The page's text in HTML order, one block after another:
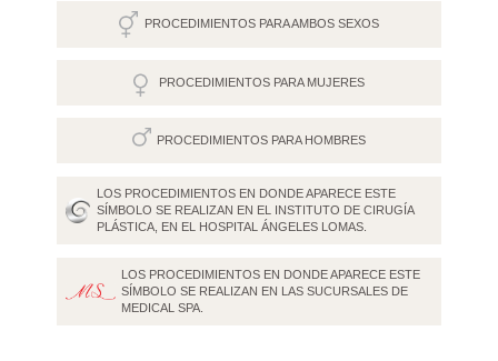
PROCEDIMIENTOS PARA AMBOS SEXOS
PROCEDIMIENTOS PARA MUJERES
PROCEDIMIENTOS PARA HOMBRES
LOS PROCEDIMIENTOS EN DONDE APARECE ESTE
SÍMBOLO SE REALIZAN EN EL INSTITUTO DE CIRUGÍA
PLÁSTICA, EN EL HOSPITAL ÁNGELES LOMAS.
LOS PROCEDIMIENTOS EN DONDE APARECE ESTE
SÍMBOLO SE REALIZAN EN LAS SUCURSALES DE
MEDICAL SPA.